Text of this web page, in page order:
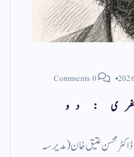
0 Comments
جعفری : دو
محسن عتیق خان (مدیر سہ